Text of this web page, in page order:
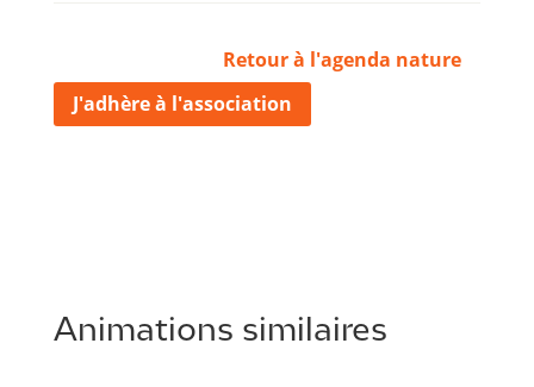
Retour à l'agenda nature
J'adhère à l'association
Animations similaires